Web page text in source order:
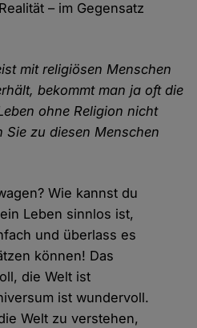
– im Gegensatz
mit religiösen Menschen
bekommt man ja oft die
ohne Religion nicht
zu diesen Menschen
Wie kannst du
Leben sinnlos ist,
und überlass es
können! Das
die Welt ist
ist wundervoll.
Welt zu verstehen,